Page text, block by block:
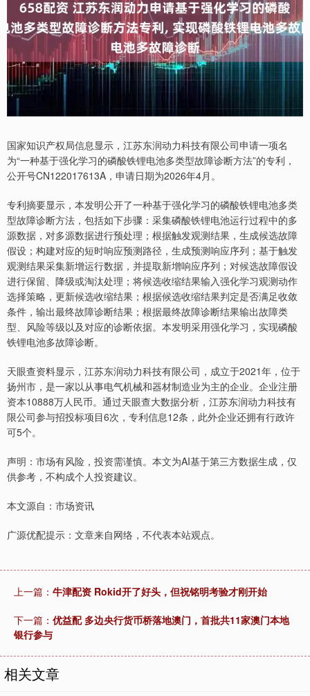
国家知识产权局信息显示，江苏东润动力科技有限公司申请一项名
为“一种基于强化学习的磷酸铁锂电池多类型故障诊断方法”的专利，
公开号CN122017613A，申请日期为2026年4月。
专利摘要显示，本发明公开了一种基于强化学习的磷酸铁锂电池多类
型故障诊断方法，包括如下步骤：采集磷酸铁锂电池运行过程中的多
源数据，对多源数据进行预处理；根据触发观测结果，生成候选故障
假设；构建对应的短时响应预测路径，生成预测响应序列；基于触发
观测结果采集新增运行数据，并提取新增响应序列；对候选故障假设
进行保留、降级或淘汰处理；将候选收缩结果输入强化学习观测动作
选择策略，更新候选收缩结果；根据候选收缩结果判定是否满足收敛
条件，输出最终故障诊断结果；根据最终故障诊断结果输出故障类
型、风险等级以及对应的诊断依据。本发明采用强化学习，实现磷酸
铁锂电池多故障诊断。
天眼查资料显示，江苏东润动力科技有限公司，成立于2021年，位于
扬州市，是一家以从事电气机械和器材制造业为主的企业。企业注册
资本10888万人民币。通过天眼查大数据分析，江苏东润动力科技有
限公司参与招投标项目6次，专利信息12条，此外企业还拥有行政许
可5个。
声明：市场有风险，投资需谨慎。本文为AI基于第三方数据生成，仅
供参考，不构成个人投资建议。
本文源自：市场资讯
广源优配提示：文章来自网络，不代表本站观点。
上一篇： 牛津配资 Rokid开了好头，但祝铭明考验才刚开始
下一篇： 优益配 多边央行货币桥落地澳门，首批共11家澳门本地
银行参与
相关文章